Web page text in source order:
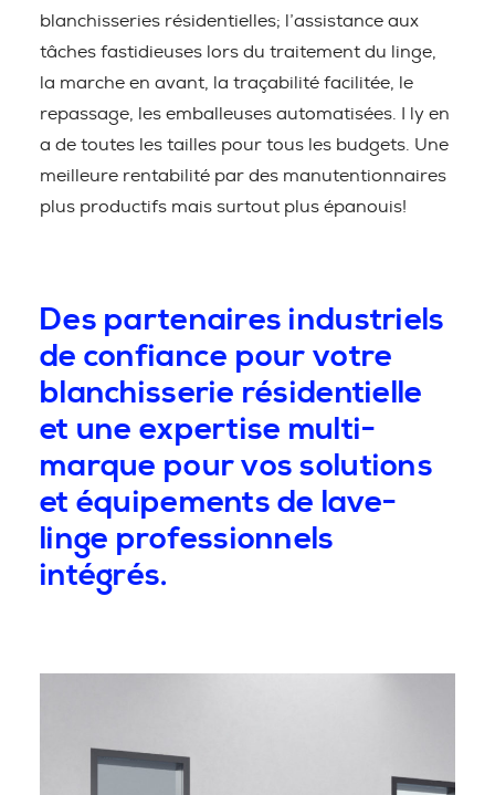
blanchisseries résidentielles; l’assistance aux
tâches fastidieuses lors du traitement du linge,
la marche en avant, la traçabilité facilitée, le
repassage, les emballeuses automatisées. I ly en
a de toutes les tailles pour tous les budgets. Une
meilleure rentabilité par des manutentionnaires
plus productifs mais surtout plus épanouis!
Des partenaires industriels
de confiance pour votre
blanchisserie résidentielle
et une expertise multi-
marque pour vos solutions
et équipements de lave-
linge professionnels
intégrés.